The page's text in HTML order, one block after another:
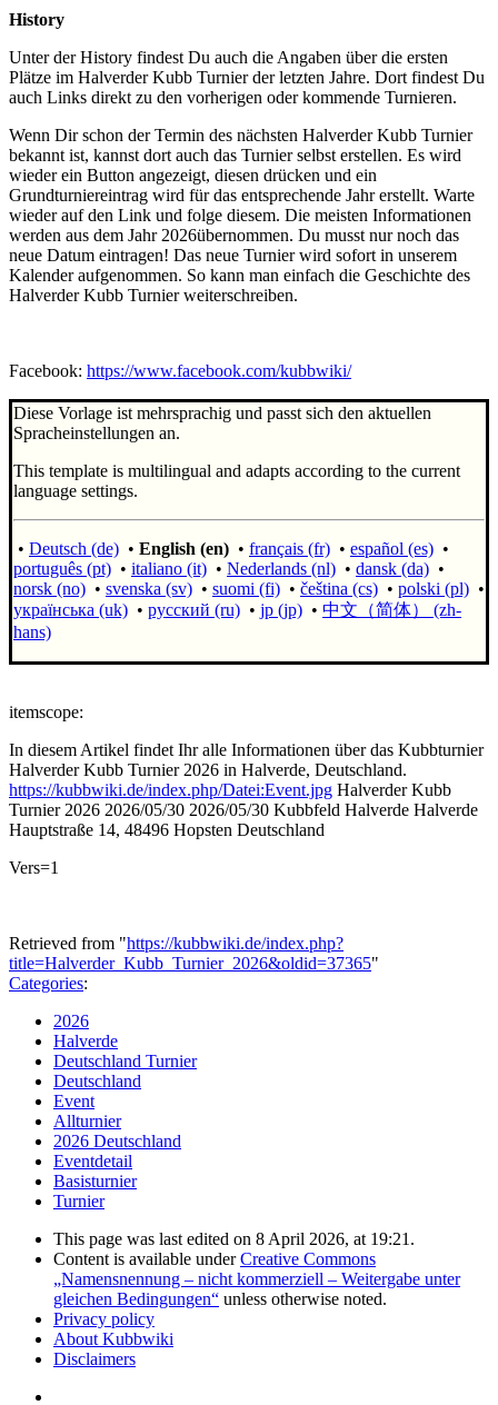
History
Unter der History findest Du auch die Angaben über die ersten
Plätze im Halverder Kubb Turnier der letzten Jahre. Dort findest Du
auch Links direkt zu den vorherigen oder kommende Turnieren.
Wenn Dir schon der Termin des nächsten Halverder Kubb Turnier
bekannt ist, kannst dort auch das Turnier selbst erstellen. Es wird
wieder ein Button angezeigt, diesen drücken und ein
Grundturniereintrag wird für das entsprechende Jahr erstellt. Warte
wieder auf den Link und folge diesem. Die meisten Informationen
werden aus dem Jahr 2026übernommen. Du musst nur noch das
neue Datum eintragen! Das neue Turnier wird sofort in unserem
Kalender aufgenommen. So kann man einfach die Geschichte des
Halverder Kubb Turnier weiterschreiben.
Facebook: https://www.facebook.com/kubbwiki/
Diese Vorlage ist mehrsprachig und passt sich den aktuellen
Spracheinstellungen an.
This template is multilingual and adapts according to the current
language settings.
• Deutsch (de) • English (en) • français (fr) • español (es) •
português (pt) • italiano (it) • Nederlands (nl) • dansk (da) •
norsk (no) • svenska (sv) • suomi (fi) • čeština (cs) • polski (pl) •
українська (uk) • русский (ru) • jp (jp) • 中文（简体）‎ (zh-
hans)
itemscope:
In diesem Artikel findet Ihr alle Informationen über das Kubbturnier
Halverder Kubb Turnier 2026 in Halverde, Deutschland.
https://kubbwiki.de/index.php/Datei:Event.jpg Halverder Kubb
Turnier 2026 2026/05/30 2026/05/30 Kubbfeld Halverde Halverde
Hauptstraße 14, 48496 Hopsten Deutschland
Vers=1
Retrieved from "https://kubbwiki.de/index.php?
title=Halverder_Kubb_Turnier_2026&oldid=37365"
Categories:
2026
Halverde
Deutschland Turnier
Deutschland
Event
Allturnier
2026 Deutschland
Eventdetail
Basisturnier
Turnier
This page was last edited on 8 April 2026, at 19:21.
Content is available underCreative Commons
„Namensnennung – nicht kommerziell – Weitergabe unter
gleichen Bedingungen“ unless otherwise noted.
Privacy policy
About Kubbwiki
Disclaimers